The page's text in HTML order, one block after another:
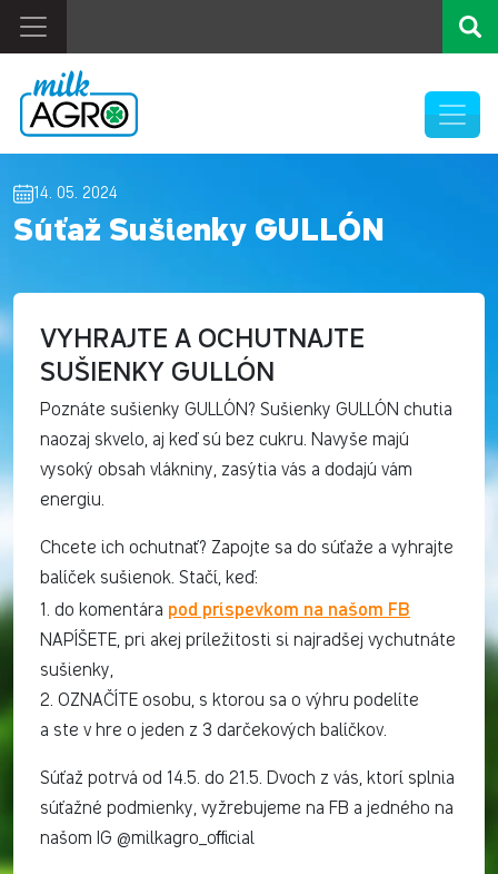
14. 05. 2024
Súťaž Sušienky GULLÓN
VYHRAJTE A OCHUTNAJTE
SUŠIENKY GULLÓN
Poznáte sušienky GULLÓN? Sušienky GULLÓN chutia
naozaj skvelo, aj keď sú bez cukru. Navyše majú
vysoký obsah vlákniny, zasýtia vás a dodajú vám
energiu.
Chcete ich ochutnať? Zapojte sa do súťaže a vyhrajte
balíček sušienok. Stačí, keď:
1. do komentára pod príspevkom na našom FB
NAPÍŠETE, pri akej príležitosti si najradšej vychutnáte
sušienky,
2. OZNAČÍTE osobu, s ktorou sa o výhru podelíte
a ste v hre o jeden z 3 darčekových balíčkov.
Súťaž potrvá od 14.5. do 21.5. Dvoch z vás, ktorí splnia
súťažné podmienky, vyžrebujeme na FB a jedného na
našom IG @milkagro_official